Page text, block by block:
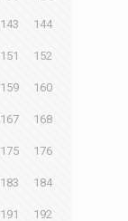
143 144
151 152
159 160
167 168
175 176
183 184
191 192